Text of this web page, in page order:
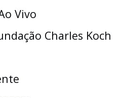
Vivo
Charles Koch